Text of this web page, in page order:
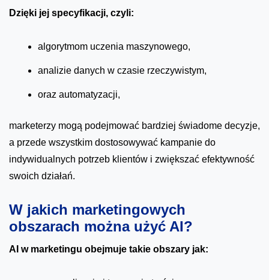
Dzięki jej specyfikacji, czyli:
algorytmom uczenia maszynowego,
analizie danych w czasie rzeczywistym,
oraz automatyzacji,
marketerzy mogą podejmować bardziej świadome decyzje,
a przede wszystkim dostosowywać kampanie do
indywidualnych potrzeb klientów i zwiększać efektywność
swoich działań.
W jakich marketingowych
obszarach można użyć AI?
AI w marketingu obejmuje takie obszary jak: